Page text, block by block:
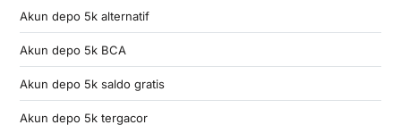
Akun depo 5k alternatif
Akun depo 5k BCA
Akun depo 5k saldo gratis
Akun depo 5k tergacor